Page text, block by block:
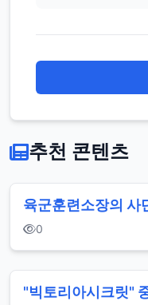
추천 콘텐츠
육군훈련소장의 사
0
"빅토리아시크릿"